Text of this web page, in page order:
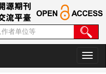
切
换